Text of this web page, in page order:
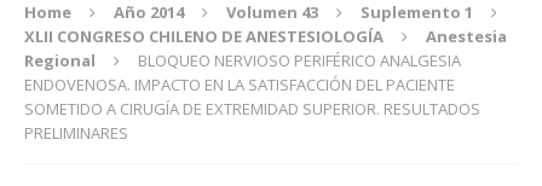
Home Año 2014 Volumen 43
Suplemento 1
XLII CONGRESO CHILENO DE ANESTESIOLOGÍA
Anestesia
Regional
BLOQUEO NERVIOSO PERIFÉRICO ANALGESIA
ENDOVENOSA. IMPACTO EN LA SATISFACCIÓN DEL PACIENTE
SOMETIDO A CIRUGÍA DE EXTREMIDAD SUPERIOR. RESULTADOS
PRELIMINARES